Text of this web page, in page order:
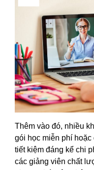
Thêm vào đó, nhiều
gói học miễn phí
tiết kiệm đáng kể chi
các giảng viên chất